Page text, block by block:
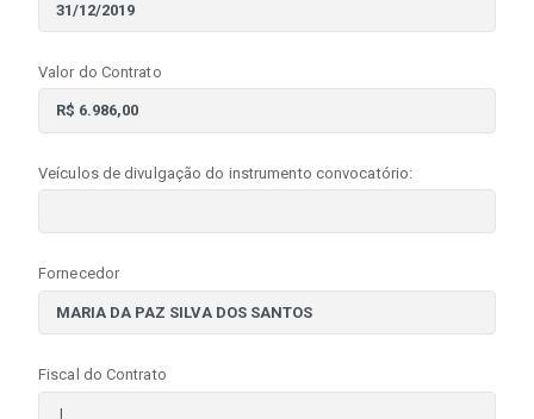
Valor do Contrato
Veículos de divulgação do instrumento convocatório:
Fornecedor
Fiscal do Contrato